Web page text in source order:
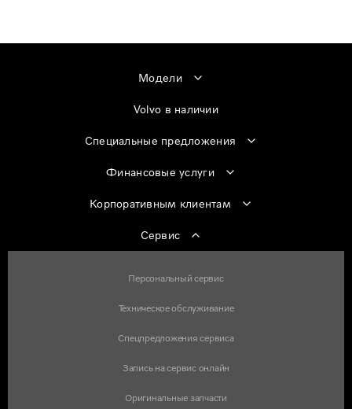
Модели
Volvo в наличии
Специальные предложения
Финансовые услуги
Корпоративным клиентам
Сервис
Персональный сервис
Техническое обслуживание
Спецпредложения сервиса
Запись на сервис онлайн
Оригинальные запчасти